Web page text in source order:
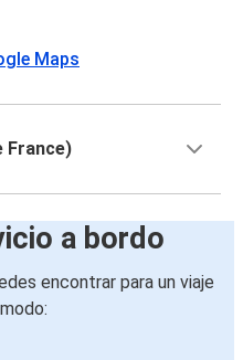
Maps
France)
a bordo
encontrar para un viaje